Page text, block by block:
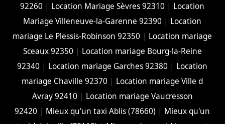
92260 | Location Mariage Sèvres 92310 | Location
Mariage Villeneuve-la-Garenne 92390 | Location
mariage Le Plessis-Robinson 92350 | Location mariage
Sceaux 92350 | Location mariage Bourg-la-Reine
92340 | Location mariage Garches 92380 | Location
mariage Chaville 92370 | Location mariage Ville d
Avray 92410 | Location mariage Vaucresson
92420 | Mieux qu'un taxi Ablis (78660) | Mieux qu'un